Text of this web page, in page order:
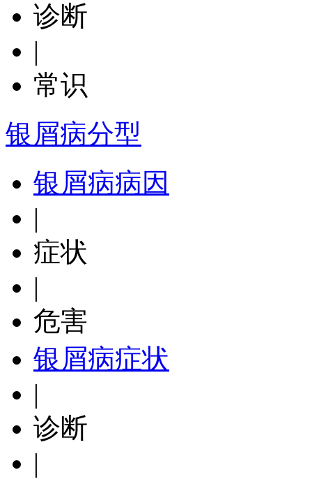
诊断
|
常识
银屑病分型
银屑病病因
|
症状
|
危害
银屑病症状
|
诊断
|